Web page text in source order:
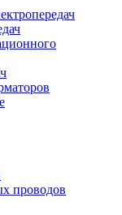
проводов